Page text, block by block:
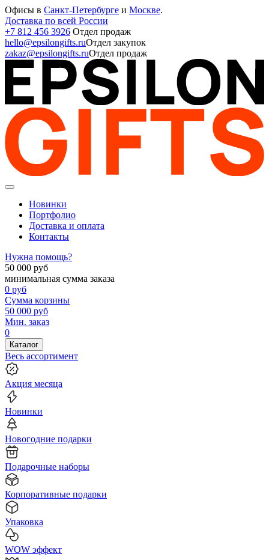
Офисы в Санкт-Петербурге и Москве.
Доставка по всей России
+7 812 456 3926 Отдел продаж
hello@epsilongifts.ruОтдел закупок
zakaz@epsilongifts.ruОтдел продаж
Новинки
Портфолио
Доставка и оплата
Контакты
Нужна помощь?
50 000 руб
минимальная сумма заказа
0 руб
Сумма корзины
50 000 руб
Мин. заказ
0
Каталог
Весь ассортимент
Акция месяца
Новинки
Новогодние подарки
Подарочные наборы
Корпоративные подарки
Упаковка
WOW эффект